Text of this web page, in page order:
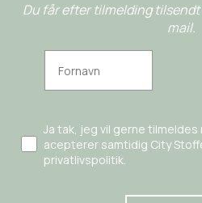
Du får efter tilmelding tilsendt
mail.
Ja tak, jeg vil gerne
acepterer samtidig City
privatlivspolitik.